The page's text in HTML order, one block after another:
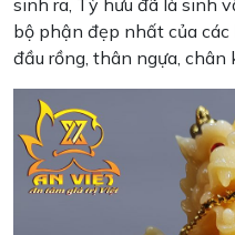
bộ phận đẹp nhất của
đầu rồng, thân ngựa, chân